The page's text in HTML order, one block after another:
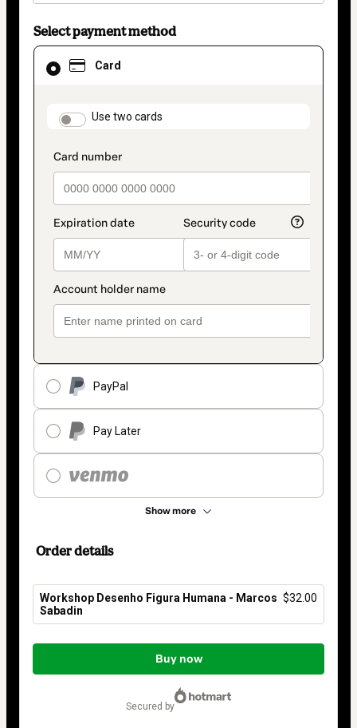
Select payment method
Card
payment_data.section_title_v2
Use two cards
PayPal
Pay Later
Show more
Card
selected
method
Order details
Workshop Desenho Figura Humana - Marcos
Sabadin
$32.00
Total
$32.00
Buy now
secured by